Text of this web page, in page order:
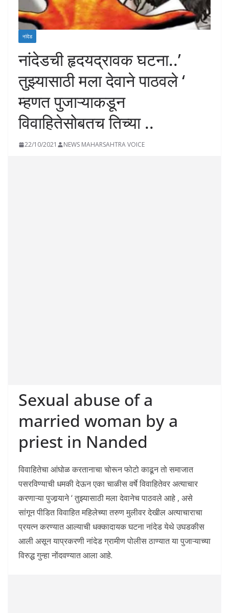
नांदेड
नांदेडची हृदयद्रावक घटना..’
तुझ्यासाठी मला देवाने पाठवले ‘
म्हणत पुजाऱ्याकडून
विवाहितेसोबतच तिच्या ..
22/10/2021 NEWS MAHARSAHTRA VOICE
Sexual abuse of a
married woman by a
priest in Nanded
विवाहितेचा आंघोळ करतानाचा चोरून फोटो काढून तो समाजात
पसरविण्याची धमकी देऊन एका चाळीस वर्षे विवाहितेवर अत्याचार
करणाऱ्या पुजार्‍याने ‘ तुझ्यासाठी मला देवानेच पाठवले आहे , असे
सांगून पीडित विवाहित महिलेच्या तरुण मुलीवर देखील अत्याचाराचा
प्रयत्न करण्यात आल्याची धक्कादायक घटना नांदेड येथे उघडकीस
आली असून याप्रकरणी नांदेड ग्रामीण पोलीस ठाण्यात या पुजाऱ्याच्या
विरुद्ध गुन्हा नोंदवण्यात आला आहे.